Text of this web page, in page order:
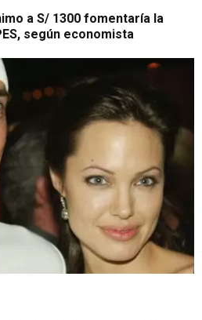
a S/ 1300 fomentaría la
según economista